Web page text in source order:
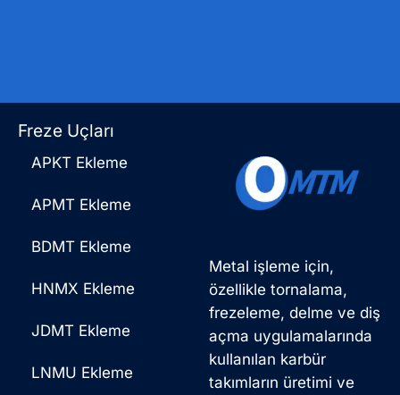
Metal işleme için,
özellikle tornalama,
frezeleme, delme ve diş
açma uygulamalarında
kullanılan karbür
takımların üretimi ve
Freze Uçları
APKT Ekleme
APMT Ekleme
BDMT Ekleme
HNMX Ekleme
JDMT Ekleme
LNMU Ekleme